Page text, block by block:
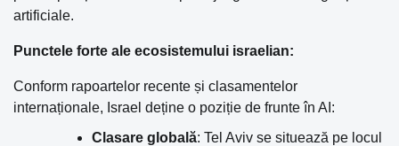
artificiale.
Punctele forte ale ecosistemului israelian:
Conform rapoartelor recente și clasamentelor
internaționale, Israel deține o poziție de frunte în AI:
Clasare globală: Tel Aviv se situează pe locul